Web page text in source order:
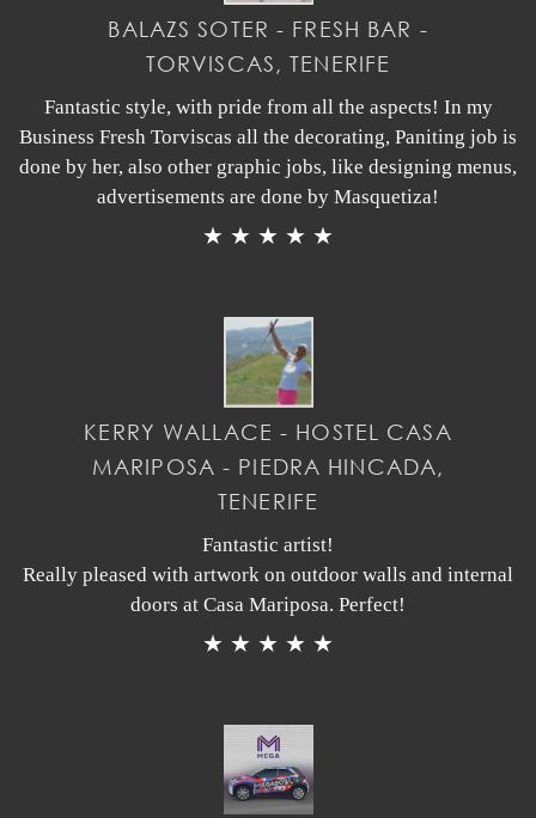
BALAZS SOTER - FRESH BAR -
TORVISCAS, TENERIFE
Fantastic style, with pride from all the aspects! In my
Business Fresh Torviscas all the decorating, Paniting job is
done by her, also other graphic jobs, like designing menus,
advertisements are done by Masquetiza!
★ ★ ★ ★ ★
KERRY WALLACE - HOSTEL CASA
MARIPOSA - PIEDRA HINCADA,
TENERIFE
Fantastic artist!
Really pleased with artwork on outdoor walls and internal
doors at Casa Mariposa. Perfect!
★ ★ ★ ★ ★